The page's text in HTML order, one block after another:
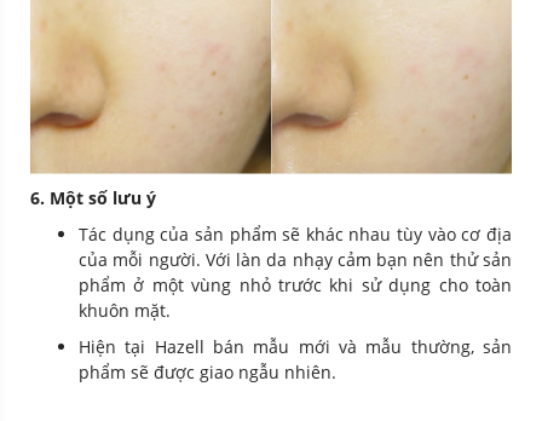
6. Một số lưu ý
Tác dụng của sản phẩm sẽ khác nhau tùy vào cơ địa
của mỗi người. Với làn da nhạy cảm bạn nên thử sản
phẩm ở một vùng nhỏ trước khi sử dụng cho toàn
khuôn mặt.
Hiện tại Hazell bán mẫu mới và mẫu thường, sản
phẩm sẽ được giao ngẫu nhiên.